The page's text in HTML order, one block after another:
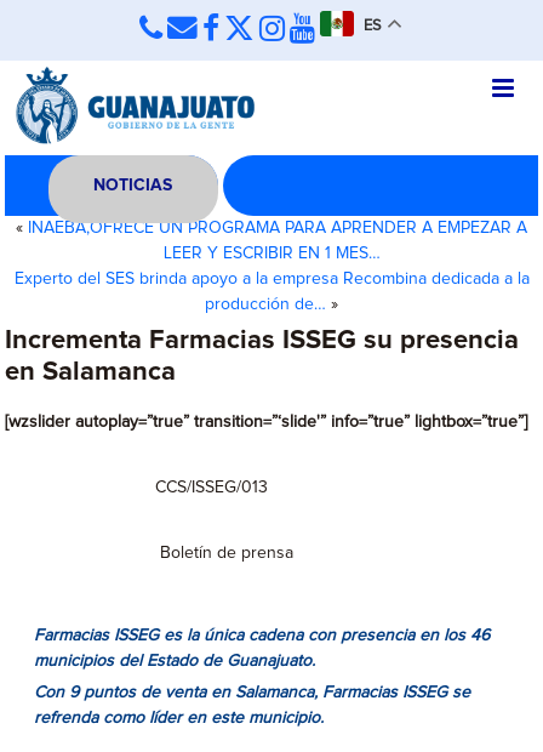
ES
NOTICIAS
«
INAEBA,OFRECE UN PROGRAMA PARA APRENDER A EMPEZAR A
LEER Y ESCRIBIR EN 1 MES…
Experto del SES brinda apoyo a la empresa Recombina dedicada a la
producción de… »
Incrementa Farmacias ISSEG su presencia
en Salamanca
[wzslider autoplay=”true” transition=”‘slide'” info=”true” lightbox=”true”]
CCS/ISSEG/013
Boletín de prensa
Farmacias ISSEG es la única cadena con presencia en los 46
municipios del Estado de Guanajuato.
Con 9 puntos de venta en Salamanca, Farmacias ISSEG se
refrenda como líder en este municipio.